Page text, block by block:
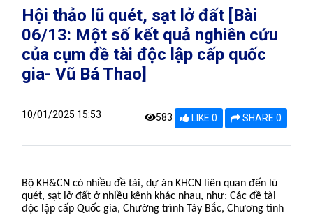
Hội thảo lũ quét, sạt lở đất [Bài
06/13: Một số kết quả nghiên cứu
của cụm đề tài độc lập cấp quốc
gia- Vũ Bá Thao]
10/01/2025 15:53 583 LIKE 0 SHARE 0
Bộ KH&CN có nhiều đề tài, dự án KHCN liên quan đến lũ
quét, sạt lở đất ở nhiều kênh khác nhau, như: Các đề tài
độc lập cấp Quốc gia, Chường trình Tây Bắc, Chương tình